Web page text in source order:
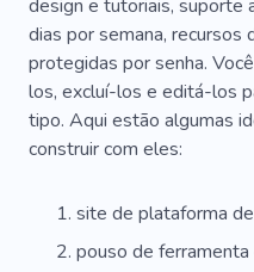
Política
Macio
design e tutoriais, suporte
dias por semana, recursos
protegidas por senha.
los, excluí-los e editá-los
tipo. Aqui estão algumas
construir com eles:
site de plataforma
pouso de ferramenta